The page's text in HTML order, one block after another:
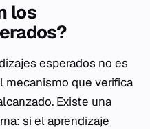
los
esperados no es
mecanismo que verifica
Existe una
si el aprendizaje